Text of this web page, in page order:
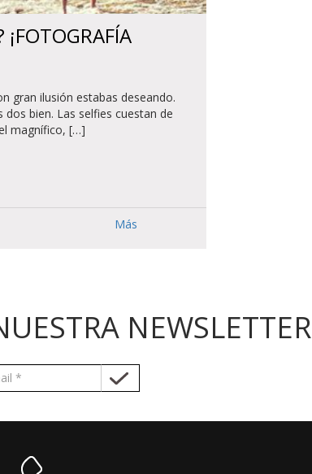
¡FOTOGRAFÍA
gran ilusión estabas deseando.
bien. Las selfies cuestan de
magnífico, […]
Más
NEWSLETTER